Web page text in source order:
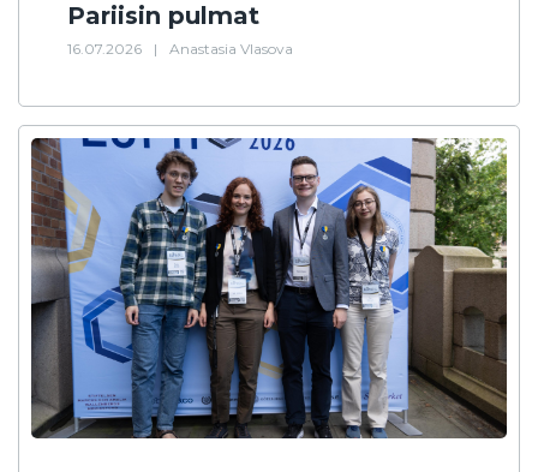
Pariisin pulmat
16.07.2026 | Anastasia Vlasova